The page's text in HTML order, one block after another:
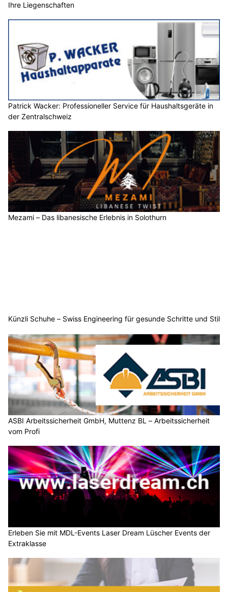
Ihre Liegenschaften
Patrick Wacker: Professioneller Service für Haushaltsgeräte in
der Zentralschweiz
Mezami – Das libanesische Erlebnis in Solothurn
Künzli Schuhe – Swiss Engineering für gesunde Schritte und Stil
ASBI Arbeitssicherheit GmbH, Muttenz BL – Arbeitssicherheit
vom Profi
Erleben Sie mit MDL-Events Laser Dream Lüscher Events der
Extraklasse